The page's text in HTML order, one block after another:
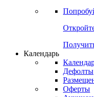
Календарь